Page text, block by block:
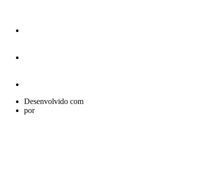
Desenvolvido com
por